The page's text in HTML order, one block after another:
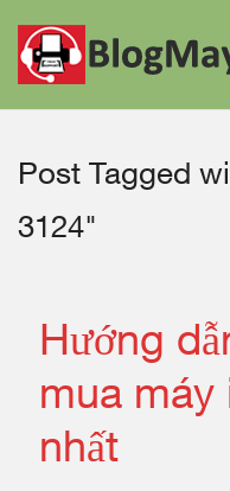
Post Tagged
3124"
Hướng
mua máy
nhất